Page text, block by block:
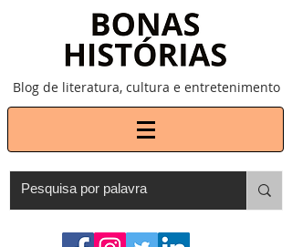
Blog de literatura, cultura e entretenimento